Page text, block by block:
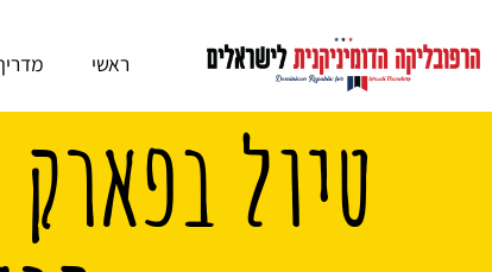
ראשי
טיול